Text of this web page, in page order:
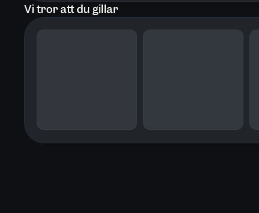
Vi tror att du gillar